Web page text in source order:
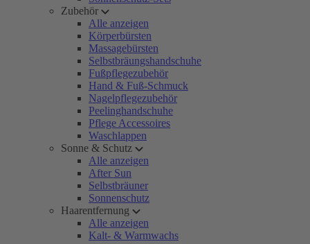
Zubehör
Alle anzeigen
Körperbürsten
Massagebürsten
Selbstbräungshandschuhe
Fußpflegezubehör
Hand & Fuß-Schmuck
Nagelpflegezubehör
Peelinghandschuhe
Pflege Accessoires
Waschlappen
Sonne & Schutz
Alle anzeigen
After Sun
Selbstbräuner
Sonnenschutz
Haarentfernung
Alle anzeigen
Kalt- & Warmwachs